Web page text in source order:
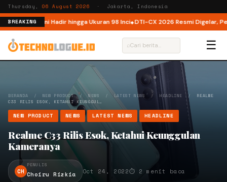
Thursday,06 August 2026 · Jakarta, Indonesia
BREAKINGKini Hadir hingga Ukuran 98 Inci DTI-CX 2026 Resmi Digelar,
⌕ ☰
BERANDA / NEW PRODUCT/NEWS /LATEST NEWS / HEADLINE / REALME
C33 RILIS ESOK, KETAHUI KEUNGGUL…
NEW PRODUCT NEWS LATEST NEWS HEADLINE
Realme C33 Rilis Esok, Ketahui Keunggulan
Kameranya
CH
PENULIS
Choiru Rizkia Oct 24, 2022⏱ 2 menit baca